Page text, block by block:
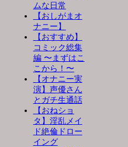
ムな日常
【おしがまオ
ナニー】
【おすすめ】
コミック総集
編 〜まずはこ
こから！〜
【オナニー実
演】声優さん
とガチ生通話
【おねショ
タ】淫乱メイ
ド絶倫ドロー
イング